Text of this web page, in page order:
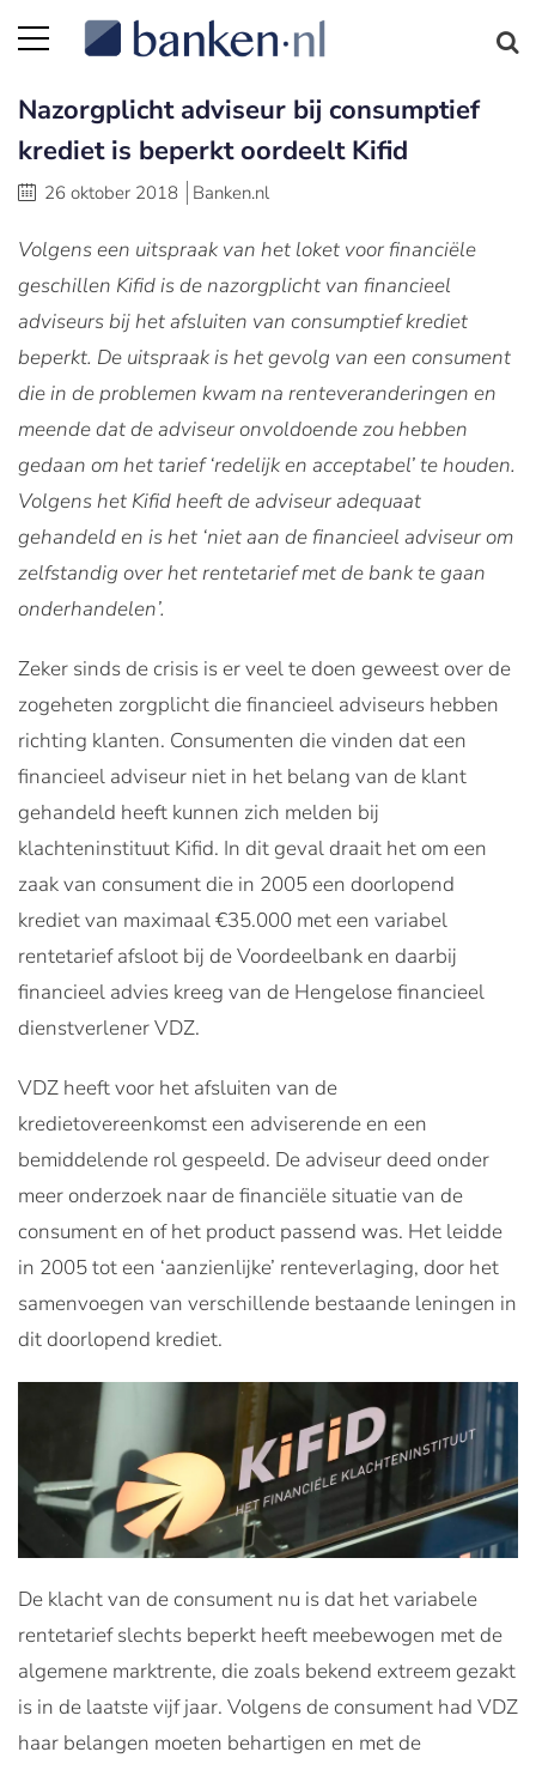
Nazorgplicht adviseur bij consumptief
krediet is beperkt oordeelt Kifid
26 oktober 2018 Banken.nl
Volgens een uitspraak van het loket voor financiële
geschillen Kifid is de nazorgplicht van financieel
adviseurs bij het afsluiten van consumptief krediet
beperkt. De uitspraak is het gevolg van een consument
die in de problemen kwam na renteveranderingen en
meende dat de adviseur onvoldoende zou hebben
gedaan om het tarief ‘redelijk en acceptabel’ te houden.
Volgens het Kifid heeft de adviseur adequaat
gehandeld en is het ‘niet aan de financieel adviseur om
zelfstandig over het rentetarief met de bank te gaan
onderhandelen’.
Zeker sinds de crisis is er veel te doen geweest over de
zogeheten zorgplicht die financieel adviseurs hebben
richting klanten. Consumenten die vinden dat een
financieel adviseur niet in het belang van de klant
gehandeld heeft kunnen zich melden bij
klachteninstituut Kifid. In dit geval draait het om een
zaak van consument die in 2005 een doorlopend
krediet van maximaal €35.000 met een variabel
rentetarief afsloot bij de Voordeelbank en daarbij
financieel advies kreeg van de Hengelose financieel
dienstverlener VDZ.
VDZ heeft voor het afsluiten van de
kredietovereenkomst een adviserende en een
bemiddelende rol gespeeld. De adviseur deed onder
meer onderzoek naar de financiële situatie van de
consument en of het product passend was. Het leidde
in 2005 tot een ‘aanzienlijke’ renteverlaging, door het
samenvoegen van verschillende bestaande leningen in
dit doorlopend krediet.
De klacht van de consument nu is dat het variabele
rentetarief slechts beperkt heeft meebewogen met de
algemene marktrente, die zoals bekend extreem gezakt
is in de laatste vijf jaar. Volgens de consument had VDZ
haar belangen moeten behartigen en met de